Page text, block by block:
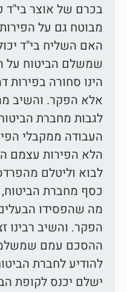
בכרם של אוצר
מבוטח גם על
האם השליח בי"ד
שמשלם הביטוח על
הינו סחורה בפירות
אלא הפקר. והשיב
לגבות מחברת
העבודה ממקבלי
הלא הפירות עצמם
לבוא וליטלם
כסף מחברת
מה שהפסידו
הפקר. והשיב רבינו
ההסכם עמם
להודיע לחברת
ישלם יכנס לקופת